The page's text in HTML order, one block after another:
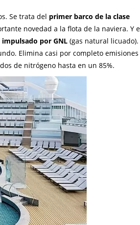
Se trata del primer barco de la clase
novedad a la flota de la naviera. Y
impulsado por GNL (gas natural licuado).
Elimina casi por completo emisiones
de nitrógeno hasta en un 85%.